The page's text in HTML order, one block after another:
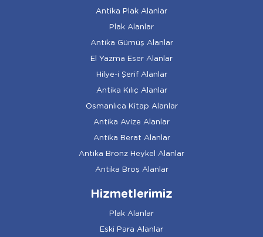
Antika Plak Alanlar
Plak Alanlar
Antika Gümüş Alanlar
El Yazma Eser Alanlar
Hilye-i Şerif Alanlar
Antika Kılıç Alanlar
Osmanlıca Kitap Alanlar
Antika Avize Alanlar
Antika Berat Alanlar
Antika Bronz Heykel Alanlar
Antika Broş Alanlar
Hizmetlerimiz
Plak Alanlar
Eski Para Alanlar